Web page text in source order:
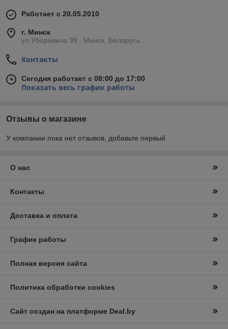
Работает с 20.05.2010
г. Минск
ул.Уборевича 99 , Минск, Беларусь
Контакты
Сегодня работает с 08:00 до 17:00
Показать весь график работы
Отзывы о магазине
У компании пока нет отзывов, добавьте первый
О нас
Контакты
Доставка и оплата
График работы
Полная версия сайта
Политика обработки cookies
Сайт создан на платформе Deal.by